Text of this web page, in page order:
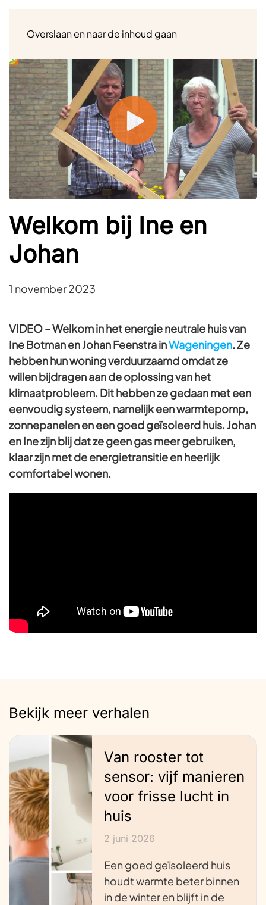
Overslaan en naar de inhoud gaan
Welkom bij Ine en
Johan
1 november 2023
VIDEO – Welkom in het energie neutrale huis van
Ine Botman en Johan Feenstra inWageningen. Ze
hebben hun woning verduurzaamd omdat ze
willen bijdragen aan de oplossing van het
klimaatprobleem. Dit hebben ze gedaan met een
eenvoudig systeem, namelijk een warmtepomp,
zonnepanelen en een goed geïsoleerd huis. Johan
en Ine zijn blij dat ze geen gas meer gebruiken,
klaar zijn met de energietransitie en heerlijk
comfortabel wonen.
Bekijk meer verhalen
Van rooster tot
sensor: vijf manieren
voor frisse lucht in
huis
2 juni 2026
Een goed geïsoleerd huis
houdt warmte beter binnen
in de winter en blijft in de